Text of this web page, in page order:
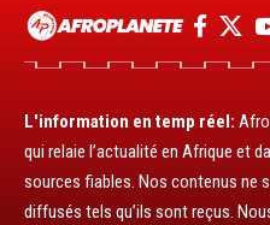
L'information en temp réel:
qui relaie l’actualité en Afrique et
sources fiables. Nos contenus ne
diffusés tels qu’ils sont reçus.